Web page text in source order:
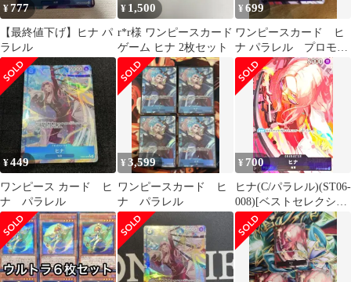
¥777
【最終値下げ】ヒナ パ
ラレル
¥ 1,500
r*r様 ワンピースカード
ゲーム ヒナ 2枚セット
¥699
ワンピースカード ヒ
ナ パラレル プロモ
ST06-008
¥449
ワンピース カード ヒ
ナ パラレル
¥3,599
ワンピースカード ヒ
ナ パラレル
¥ 700
ヒナ(C/パラレル)(ST06-
008)[ベストセレクショ
ンvol.2]